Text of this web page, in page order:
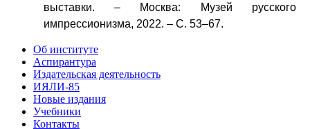
выставки. – Москва: Музей русского
импрессионизма, 2022. – С. 53–67.
Об институте
Аспирантура
Издательская деятельность
ИЯЛИ-85
Новые издания
Учебники
Контакты